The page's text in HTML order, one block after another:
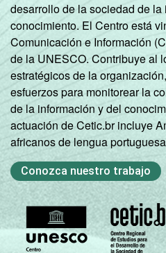
desarrollo de la sociedad de la
conocimiento. El Centro está
Comunicación e Información
de la UNESCO. Contribuye al
estratégicos de la
esfuerzos para monitorear la
de la información y del
actuación de Cetic.br incluye
africanos de lengua
Conozca nuestro trabajo